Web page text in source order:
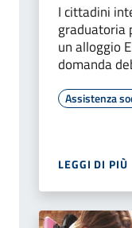
I cittadini
graduatoria
un alloggio
domanda
Assistenza
LEGGI DI PIÙ